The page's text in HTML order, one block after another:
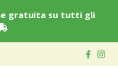
gratuita su tutti gli